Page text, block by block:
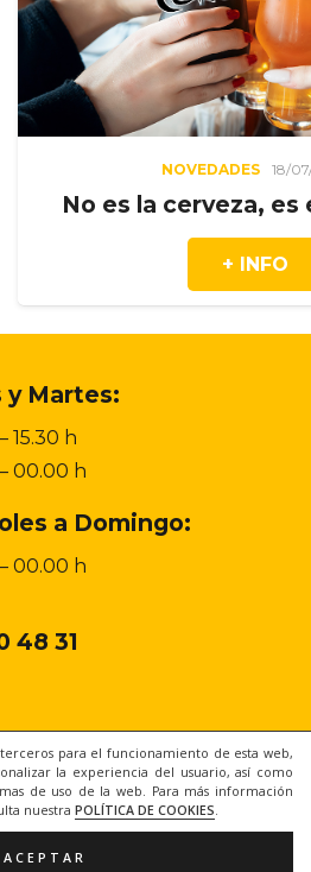
para el funcionamiento de esta web,
la experiencia del usuario, así como
de uso de la web. Para más información
nuestra POLÍTICA DE COOKIES.
ACEPTAR
NOVEDADES 18/07/2026
No es la cerveza, es el
y Martes:
15.30 h
00.00 h
a Domingo:
00.00 h
48 31